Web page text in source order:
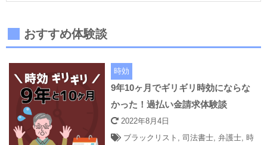
おすすめ体験談
時効
9年10ヶ月でギリギリ時効にならな
かった！過払い金請求体験談
2022年8月4日
ブラックリスト
,司法書士 ,弁護士 時